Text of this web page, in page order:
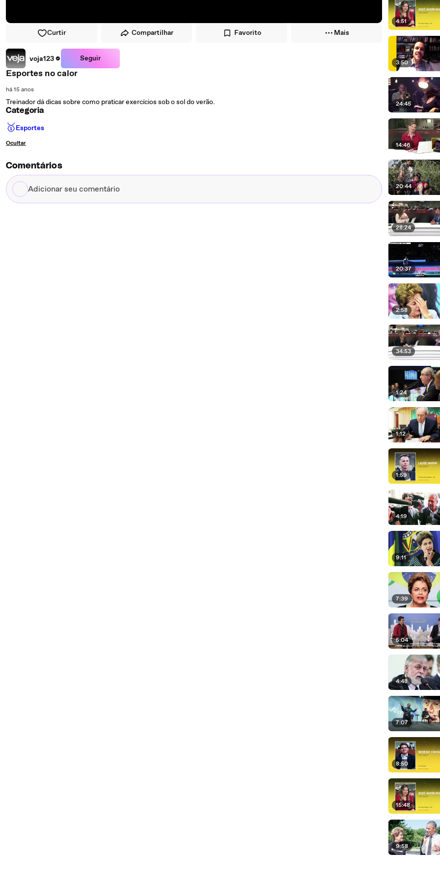
Curtir Compartilhar Favorito Mais
voja123 Seguir
Esportes no calor
há 15 anos
Treinador dá dicas sobre como praticar exercícios sob o sol do verão.
Categoria
🥇Esportes
Ocultar
Comentários
Adicionar
seu
4:51
3:50
24:45
14:46
20:44
28:24
20:37
2:58
34:53
1:24
1:12
1:59
4:19
9:11
7:39
5:04
4:48
7:07
8:50
15:48
9:58